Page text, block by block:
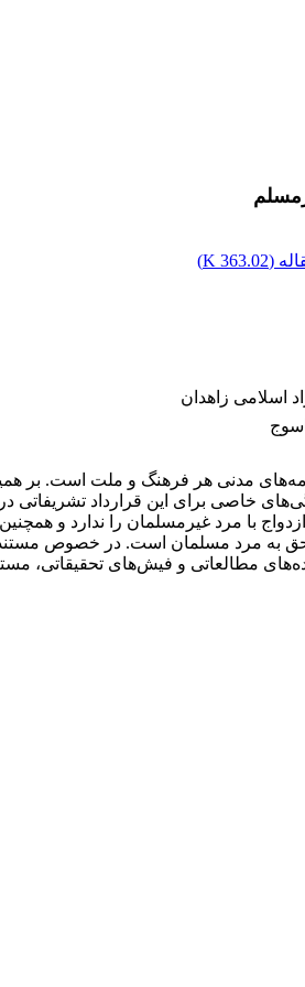
(
363.02 K
)
اسلامی زاهدان
مدنی هر فرهنگ و ملت است.
خاصی برای این قرارداد
با مرد غیرمسلمان را ندارد و
به مرد مسلمان است. در خصوص
مطالعاتی و فیش‌های تحقیقاتی،